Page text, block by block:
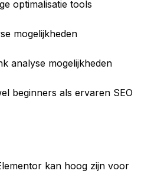
optimalisatie tools
mogelijkheden
analyse mogelijkheden
beginners als ervaren SEO
kan hoog zijn voor